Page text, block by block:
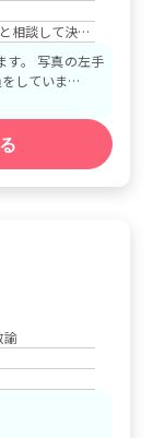
お相手と相談して決める
す。 写真の左手
普段は会社員をしていま…
諭